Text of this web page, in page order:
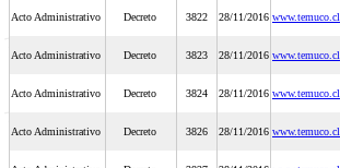
Acto Administrativo Decreto 3822 28/11/2016 www.temuco.cl
Acto Administrativo Decreto 3823 28/11/2016 www.temuco.cl
Acto Administrativo Decreto 3824 28/11/2016 www.temuco.cl
Acto Administrativo Decreto 3826 28/11/2016 www.temuco.cl